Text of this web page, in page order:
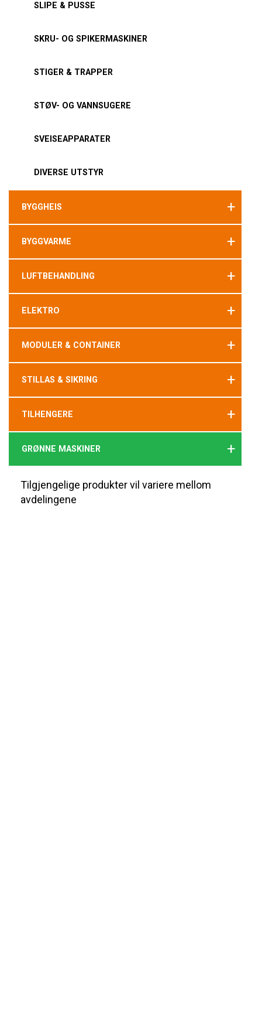
SLIPE & PUSSE
SKRU- OG SPIKERMASKINER
STIGER & TRAPPER
STØV- OG VANNSUGERE
SVEISEAPPARATER
DIVERSE UTSTYR
BYGGHEIS +
BYGGVARME +
LUFTBEHANDLING +
ELEKTRO +
MODULER & CONTAINER +
STILLAS & SIKRING +
TILHENGERE +
GRØNNE MASKINER +
Tilgjengelige produkter vil variere mellom
avdelingene